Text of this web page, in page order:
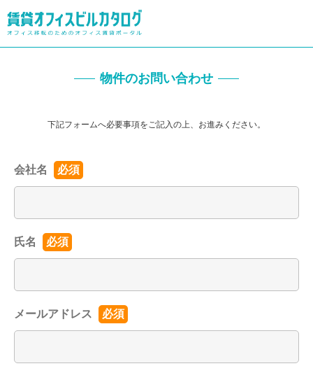
物件のお問い合わせ
下記フォームへ必要事項をご記入の上、お進みください。
会社名 必須
氏名 必須
メールアドレス 必須